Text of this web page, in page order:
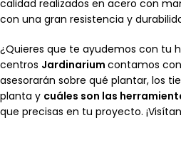
calidad realizados en acero con
con una gran resistencia y
¿Quieres que te ayudemos con tu
centros Jardinarium contamos
asesorarán sobre qué plantar, los
planta y cuáles son las
que precisas en tu proyecto.